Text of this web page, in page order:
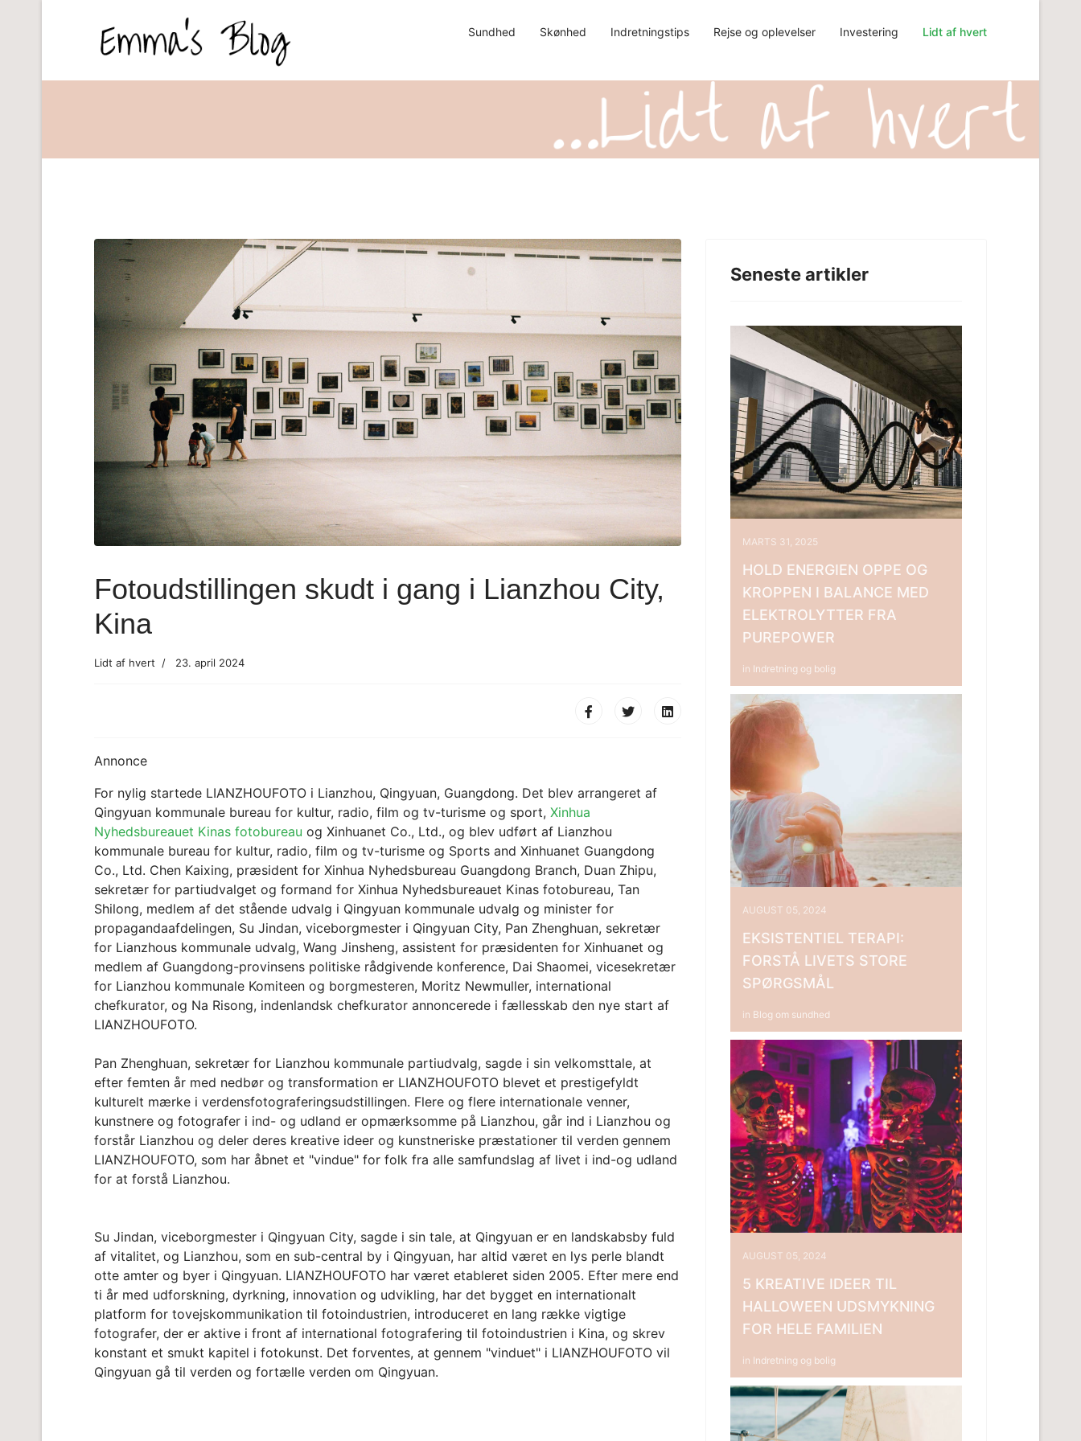
Sundhed Skønhed Indretningstips Rejse og oplevelser Investering Lidt af hvert
Fotoudstillingen skudt i gang i Lianzhou City,
Kina
Lidt af hvert 23. april 2024
Annonce
For nylig startede LIANZHOUFOTO i Lianzhou, Qingyuan, Guangdong. Det blev arrangeret af
Qingyuan kommunale bureau for kultur, radio, film og tv-turisme og sport, Xinhua
Nyhedsbureauet Kinas fotobureau og Xinhuanet Co., Ltd., og blev udført af Lianzhou
kommunale bureau for kultur, radio, film og tv-turisme og Sports and Xinhuanet Guangdong
Co., Ltd. Chen Kaixing, præsident for Xinhua Nyhedsbureau Guangdong Branch, Duan Zhipu,
sekretær for partiudvalget og formand for Xinhua Nyhedsbureauet Kinas fotobureau, Tan
Shilong, medlem af det stående udvalg i Qingyuan kommunale udvalg og minister for
propagandaafdelingen, Su Jindan, viceborgmester i Qingyuan City, Pan Zhenghuan, sekretær
for Lianzhous kommunale udvalg, Wang Jinsheng, assistent for præsidenten for Xinhuanet og
medlem af Guangdong-provinsens politiske rådgivende konference, Dai Shaomei, vicesekretær
for Lianzhou kommunale Komiteen og borgmesteren, Moritz Newmuller, international
chefkurator, og Na Risong, indenlandsk chefkurator annoncerede i fællesskab den nye start af
LIANZHOUFOTO.
Pan Zhenghuan, sekretær for Lianzhou kommunale partiudvalg, sagde i sin velkomsttale, at
efter femten år med nedbør og transformation er LIANZHOUFOTO blevet et prestigefyldt
kulturelt mærke i verdensfotograferingsudstillingen. Flere og flere internationale venner,
kunstnere og fotografer i ind- og udland er opmærksomme på Lianzhou, går ind i Lianzhou og
forstår Lianzhou og deler deres kreative ideer og kunstneriske præstationer til verden gennem
LIANZHOUFOTO, som har åbnet et "vindue" for folk fra alle samfundslag af livet i ind-og udland
for at forstå Lianzhou.
Su Jindan, viceborgmester i Qingyuan City, sagde i sin tale, at Qingyuan er en landskabsby fuld
af vitalitet, og Lianzhou, som en sub-central by i Qingyuan, har altid været en lys perle blandt
otte amter og byer i Qingyuan. LIANZHOUFOTO har været etableret siden 2005. Efter mere end
ti år med udforskning, dyrkning, innovation og udvikling, har det bygget en internationalt
platform for tovejskommunikation til fotoindustrien, introduceret en lang række vigtige
fotografer, der er aktive i front af international fotografering til fotoindustrien i Kina, og skrev
konstant et smukt kapitel i fotokunst. Det forventes, at gennem "vinduet" i LIANZHOUFOTO vil
Qingyuan gå til verden og fortælle verden om Qingyuan.
Seneste artikler
MARTS 31, 2025
HOLD ENERGIEN OPPE OG
KROPPEN I BALANCE MED
ELEKTROLYTTER FRA
PUREPOWER
in Indretning og bolig
AUGUST 05, 2024
EKSISTENTIEL TERAPI:
FORSTÅ LIVETS STORE
SPØRGSMÅL
in Blog om sundhed
AUGUST 05, 2024
5 KREATIVE IDEER TIL
HALLOWEEN UDSMYKNING
FOR HELE FAMILIEN
in Indretning og bolig